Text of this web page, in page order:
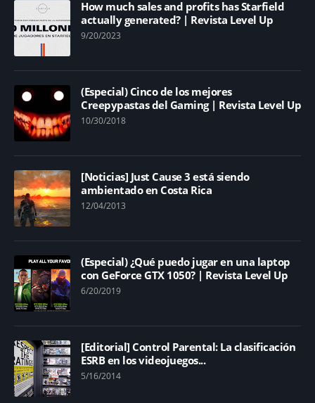
How much sales and profits has Starfield
actually generated? | Revista Level Up
9/20/2023
(Especial) Cinco de los mejores
Creepypastas del Gaming | Revista Level Up
10/30/2018
[Noticias] Just Cause 3 está siendo
ambientado en Costa Rica
12/04/2013
(Especial) ¿Qué puedo jugar en una laptop
con GeForce GTX 1050? | Revista Level Up
6/20/2019
[Editorial] Control Parental: La clasificación
ESRB en los videojuegos...
5/16/2014